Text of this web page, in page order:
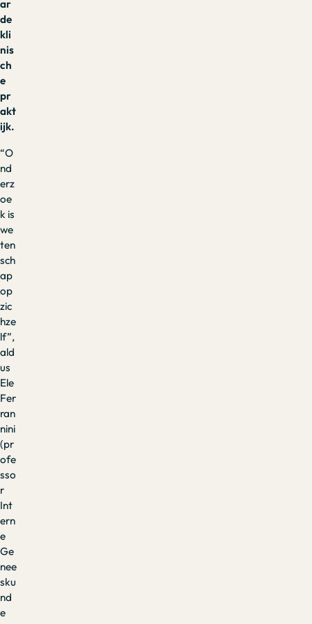
ar
de
kli
nis
ch
e
pr
akt
ijk.
“O
nd
erz
oe
k is
we
ten
sch
ap
op
zic
hze
lf”,
ald
us
Ele
Fer
ran
nini
(pr
ofe
sso
r
Int
ern
e
Ge
nee
sku
nd
e